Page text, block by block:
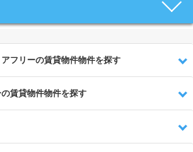
フリーの賃貸物件物件を探す
賃貸物件物件を探す